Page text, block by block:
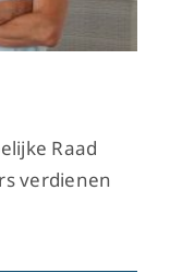
Raad
verdienen